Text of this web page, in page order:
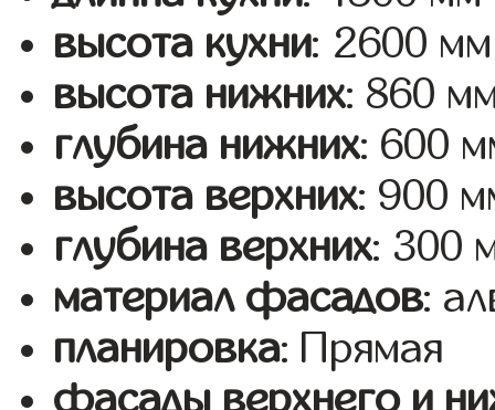
высота кухни: 2600 мм
высота нижних: 860
глубина нижних: 600
высота верхних: 900
глубина верхних: 300
материал фасадов:
планировка: Прямая
фасады верхнего и